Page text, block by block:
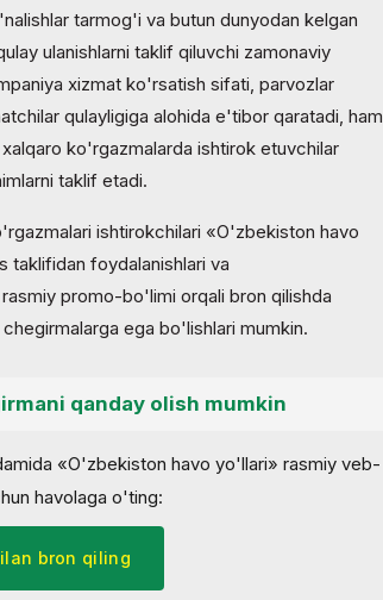
tarmog'i va butun dunyodan kelgan
ulanishlarni taklif qiluvchi zamonaviy
xizmat ko'rsatish sifati, parvozlar
qulayligiga alohida e'tibor qaratadi, ham
ko'rgazmalarda ishtirok etuvchilar
taklif etadi.
ishtirokchilari «O'zbekiston havo
taklifidan foydalanishlari va
promo-bo'limi orqali bron qilishda
ega bo'lishlari mumkin.
qanday olish mumkin
«O'zbekiston havo yo'llari» rasmiy veb-
havolaga o'ting:
bron qiling